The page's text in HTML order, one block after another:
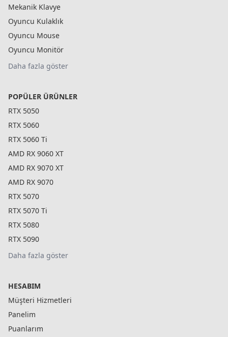
Mekanik Klavye
Oyuncu Kulaklık
Oyuncu Mouse
Oyuncu Monitör
Daha fazla göster
POPÜLER ÜRÜNLER
RTX 5050
RTX 5060
RTX 5060 Ti
AMD RX 9060 XT
AMD RX 9070 XT
AMD RX 9070
RTX 5070
RTX 5070 Ti
RTX 5080
RTX 5090
Daha fazla göster
HESABIM
Müşteri Hizmetleri
Panelim
Puanlarım